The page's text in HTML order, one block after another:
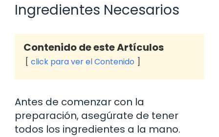
Ingredientes Necesarios
Contenido de este Artículos
click para ver el Contenido
Antes de comenzar con la
preparación, asegúrate de tener
todos los ingredientes a la mano.